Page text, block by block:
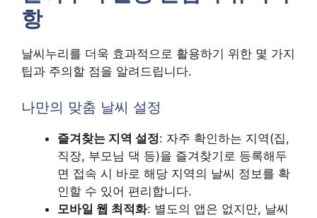
항
날씨누리를 더욱 효과적으로 활용하기 위한 몇 가지
팁과 주의할 점을 알려드립니다.
나만의 맞춤 날씨 설정
즐겨찾는 지역 설정: 자주 확인하는 지역(집,
직장, 부모님 댁 등)을 즐겨찾기로 등록해두
면 접속 시 바로 해당 지역의 날씨 정보를 확
인할 수 있어 편리합니다.
모바일 웹 최적화: 별도의 앱은 없지만, 날씨